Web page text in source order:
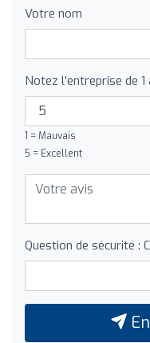
Votre nom
Notez l'entreprise de 1
1 = Mauvais
5 = Excellent
Question de sécurité :